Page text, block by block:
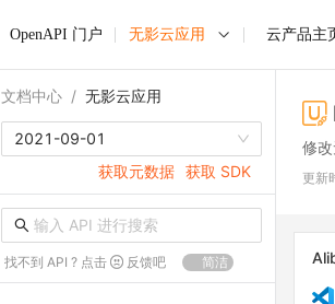
OpenAPI 门户 无影云应用 云产品主
文档中心 / 无影云应用
2021-09-01
获取元数据 获取 SDK
找不到 API ? 点击 反馈吧 简洁
修
更新